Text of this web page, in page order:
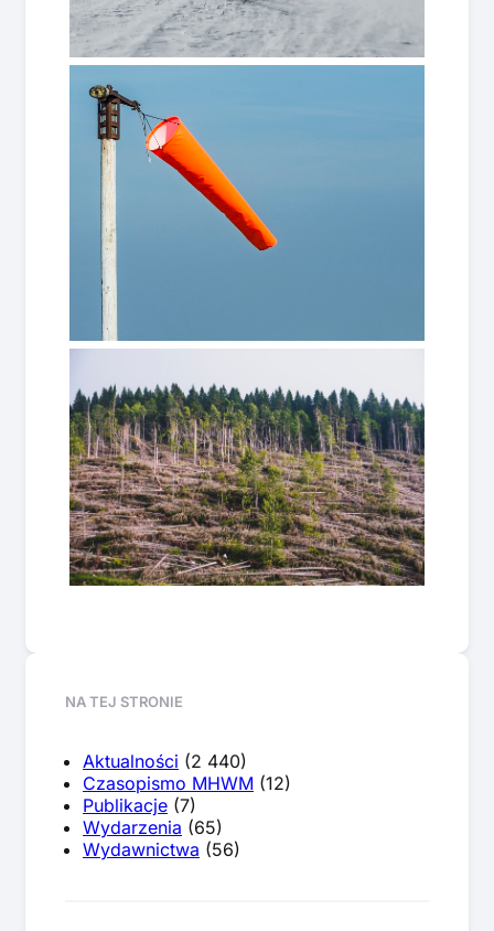
NA TEJ STRONIE
Aktualności (2 440)
Czasopismo MHWM (12)
Publikacje (7)
Wydarzenia (65)
Wydawnictwa (56)